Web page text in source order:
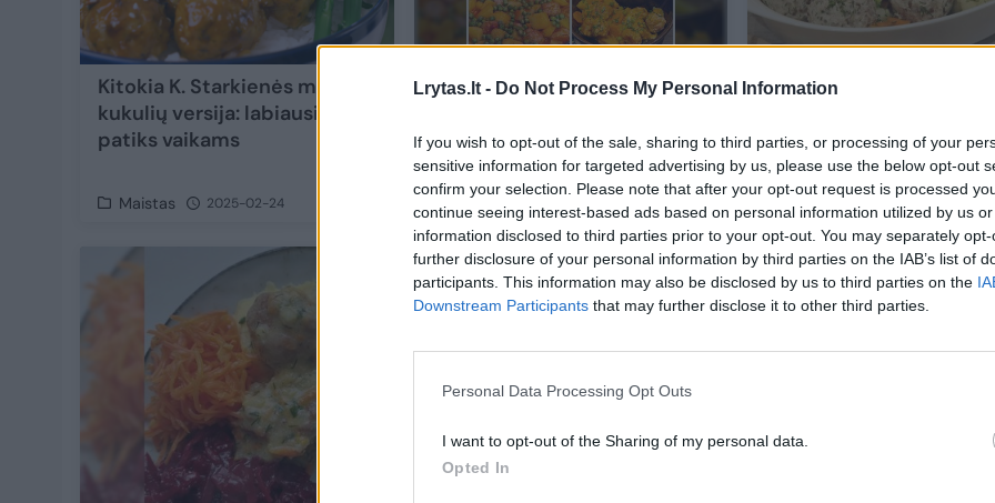
Lrytas.lt - Do Not Process My Personal Information
If you wish to opt-out of the sale, sharing to third parties, or processing of your
sensitive information for targeted advertising by us, please use the below opt-out
confirm your selection. Please note that after your opt-out request is processed
continue seeing interest-based ads based on personal information utilized by us
information disclosed to third parties prior to your opt-out. You may separately
further disclosure of your personal information by third parties on the IAB’s list of
participants. This information may also be disclosed by us to third parties on the
Downstream Participants that may further disclose it to other third parties.
Personal Data Processing Opt Outs
I want to opt-out of the Sharing of my personal data.
Opted In
Kitokia K. Starkienės mėsos
kukulių versija: labiausiai
patiks vaikams
Maistas 2025-02-24
Vienos keptuvės patiekalas
daržovėmis taps jūsų
mėgstamiausi
Maistas 2025-01-28
Rado sprendimą, kaip
labai gardu
Maistas 2024-12-05
1 Receptas